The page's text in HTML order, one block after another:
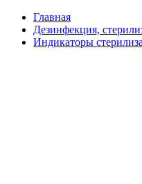
Главная
Дезинфекция,
Индикаторы